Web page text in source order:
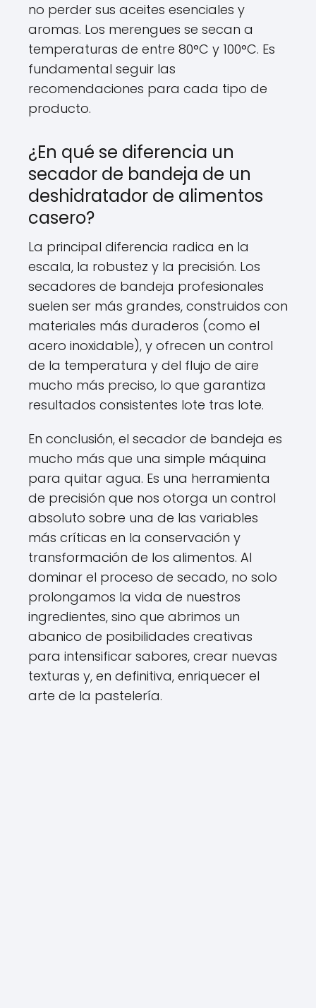
no perder sus aceites esenciales y
aromas. Los merengues se secan a
temperaturas de entre 80°C y 100°C. Es
fundamental seguir las
recomendaciones para cada tipo de
producto.
¿En qué se diferencia un
secador de bandeja de un
deshidratador de alimentos
casero?
La principal diferencia radica en la
escala, la robustez y la precisión. Los
secadores de bandeja profesionales
suelen ser más grandes, construidos con
materiales más duraderos (como el
acero inoxidable), y ofrecen un control
de la temperatura y del flujo de aire
mucho más preciso, lo que garantiza
resultados consistentes lote tras lote.
En conclusión, el secador de bandeja es
mucho más que una simple máquina
para quitar agua. Es una herramienta
de precisión que nos otorga un control
absoluto sobre una de las variables
más críticas en la conservación y
transformación de los alimentos. Al
dominar el proceso de secado, no solo
prolongamos la vida de nuestros
ingredientes, sino que abrimos un
abanico de posibilidades creativas
para intensificar sabores, crear nuevas
texturas y, en definitiva, enriquecer el
arte de la pastelería.